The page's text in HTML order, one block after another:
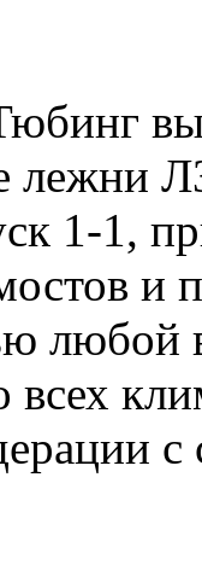
лежни
1-1,
и
любой
всех